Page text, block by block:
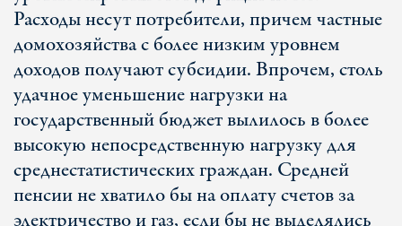
Расходы несут потребители, причем частные
домохозяйства с более низким уровнем
доходов получают субсидии. Впрочем, столь
удачное уменьшение нагрузки на
государственный бюджет вылилось в более
высокую непосредственную нагрузку для
среднестатистических граждан. Средней
пенсии не хватило бы на оплату счетов за